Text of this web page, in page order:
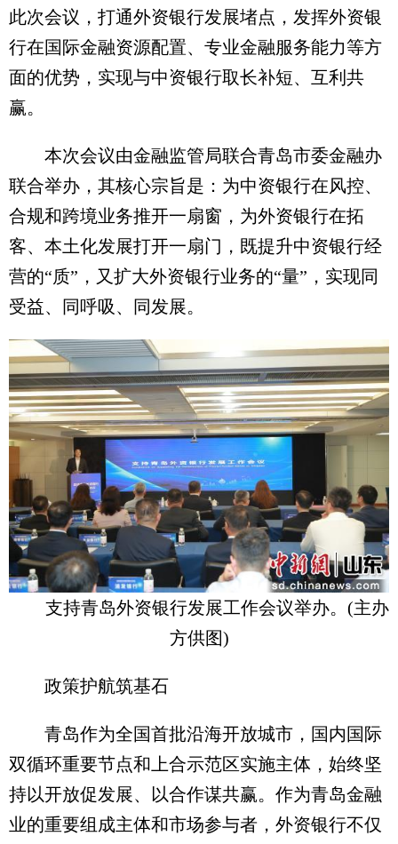
此次会议，打通外资银行发展堵点，发挥外资银
行在国际金融资源配置、专业金融服务能力等方
面的优势，实现与中资银行取长补短、互利共
赢。
本次会议由金融监管局联合青岛市委金融办
联合举办，其核心宗旨是：为中资银行在风控、
合规和跨境业务推开一扇窗，为外资银行在拓
客、本土化发展打开一扇门，既提升中资银行经
营的“质”，又扩大外资银行业务的“量”，实现同
受益、同呼吸、同发展。
支持青岛外资银行发展工作会议举办。(主办
方供图)
政策护航筑基石
青岛作为全国首批沿海开放城市，国内国际
双循环重要节点和上合示范区实施主体，始终坚
持以开放促发展、以合作谋共赢。作为青岛金融
业的重要组成主体和市场参与者，外资银行不仅